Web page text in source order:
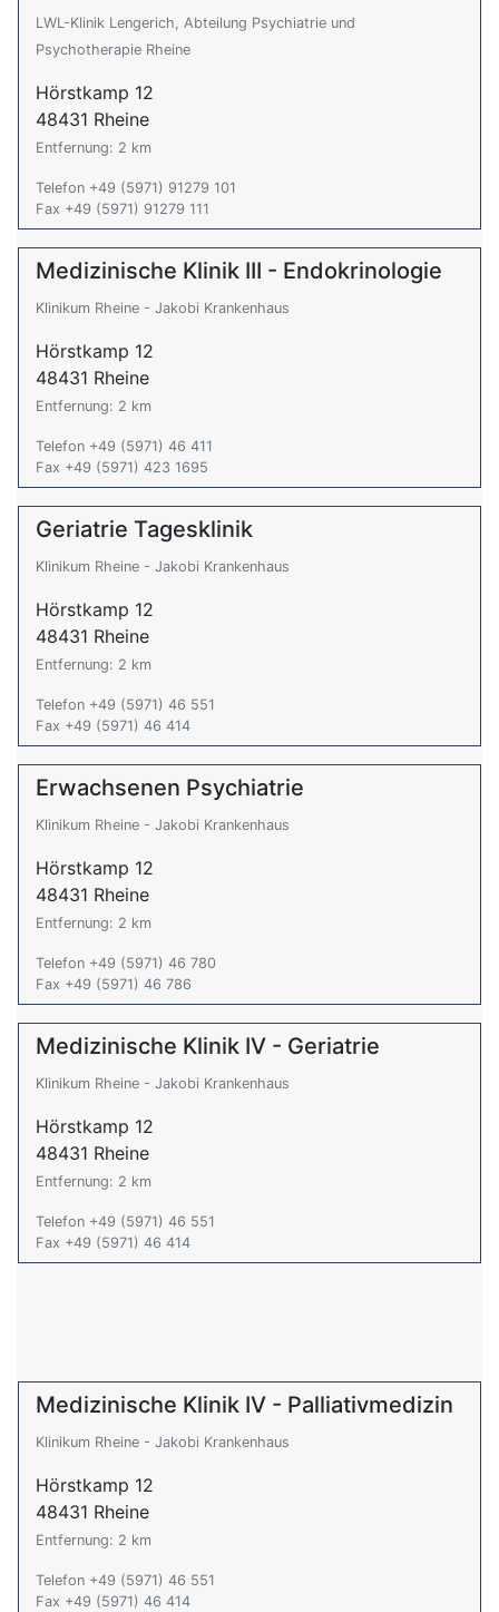
LWL-Klinik Lengerich, Abteilung Psychiatrie und
Psychotherapie Rheine
Hörstkamp 12
48431 Rheine
Entfernung: 2 km
Telefon +49 (5971) 91279 101
Fax +49 (5971) 91279 111
Medizinische Klinik III - Endokrinologie
Klinikum Rheine - Jakobi Krankenhaus
Hörstkamp 12
48431 Rheine
Entfernung: 2 km
Telefon +49 (5971) 46 411
Fax +49 (5971) 423 1695
Geriatrie Tagesklinik
Klinikum Rheine - Jakobi Krankenhaus
Hörstkamp 12
48431 Rheine
Entfernung: 2 km
Telefon +49 (5971) 46 551
Fax +49 (5971) 46 414
Erwachsenen Psychiatrie
Klinikum Rheine - Jakobi Krankenhaus
Hörstkamp 12
48431 Rheine
Entfernung: 2 km
Telefon +49 (5971) 46 780
Fax +49 (5971) 46 786
Medizinische Klinik IV - Geriatrie
Klinikum Rheine - Jakobi Krankenhaus
Hörstkamp 12
48431 Rheine
Entfernung: 2 km
Telefon +49 (5971) 46 551
Fax +49 (5971) 46 414
Medizinische Klinik IV - Palliativmedizin
Klinikum Rheine - Jakobi Krankenhaus
Hörstkamp 12
48431 Rheine
Entfernung: 2 km
Telefon +49 (5971) 46 551
Fax +49 (5971) 46 414